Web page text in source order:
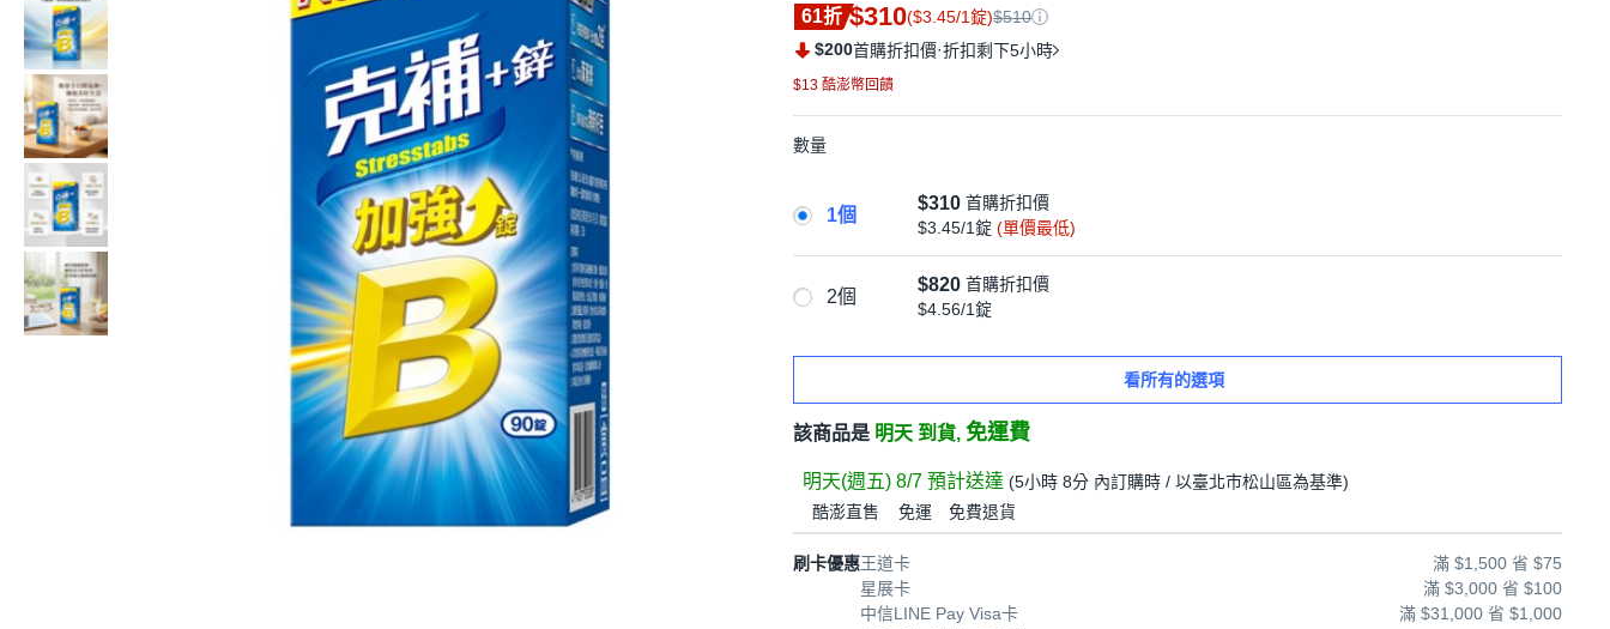
61折 $310($3.45/1錠)$510
$200首購折扣價·折扣剩下5小時
$13 酷澎幣回饋
數量
1個
$310 首購折扣價
$3.45/1錠 (單價最低)
2個
$820 首購折扣價
$4.56/1錠
看所有的選項
該商品是 明天 到貨, 免運費
明天(週五) 8/7 預計送達 (5小時 8分 內訂購時 / 以臺北市松山區為基準)
酷澎直售 免運 免費退貨
刷卡優惠王道卡
滿 $1,500 省 $75
星展卡
滿 $3,000 省 $100
中信LINE Pay Visa卡
滿 $31,000 省 $1,000